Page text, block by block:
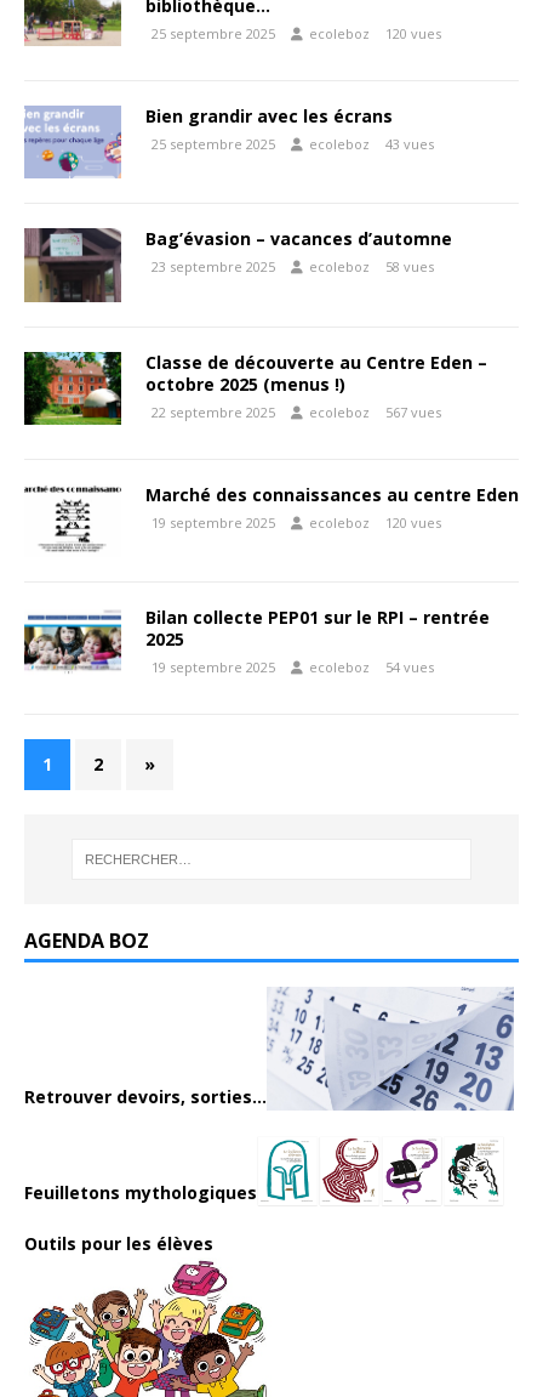
bibliothèque…
25 septembre 2025 ecoleboz 120 vues
Bien grandir avec les écrans
25 septembre 2025 ecoleboz 43 vues
Bag’évasion – vacances d’automne
23 septembre 2025 ecoleboz 58 vues
Classe de découverte au Centre Eden –
octobre 2025 (menus !)
22 septembre 2025 ecoleboz 567 vues
Marché des connaissances au centre Eden
19 septembre 2025 ecoleboz 120 vues
Bilan collecte PEP01 sur le RPI – rentrée
2025
19 septembre 2025 ecoleboz 54 vues
1 2 »
AGENDA BOZ
Retrouver devoirs, sorties...
Feuilletons mythologiques
Outils pour les élèves